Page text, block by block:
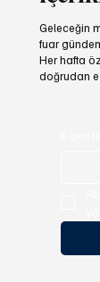
Geleceğin
fuar
Her hafta
doğrudan